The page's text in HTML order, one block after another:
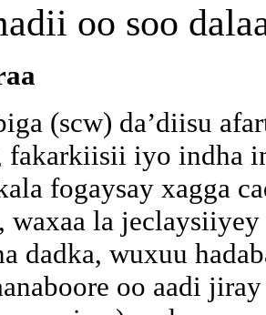
oo soo
(scw) da’diisu
fakarkiisii iyo indha
fogaysay xagga
waxaa la
dadka, wuxuu
oo aadi